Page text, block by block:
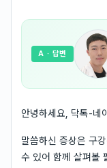
A · 답변
안녕하세요, 닥톡-네
말씀하신 증상은 구
수 있어 함께 살펴볼